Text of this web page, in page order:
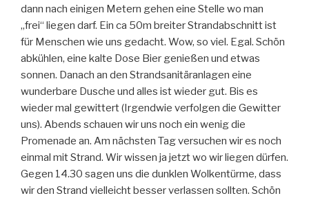
dann nach einigen Metern gehen eine Stelle wo man
„frei“ liegen darf. Ein ca 50m breiter Strandabschnitt ist
für Menschen wie uns gedacht. Wow, so viel. Egal. Schön
abkühlen, eine kalte Dose Bier genießen und etwas
sonnen. Danach an den Strandsanitäranlagen eine
wunderbare Dusche und alles ist wieder gut. Bis es
wieder mal gewittert (Irgendwie verfolgen die Gewitter
uns). Abends schauen wir uns noch ein wenig die
Promenade an. Am nächsten Tag versuchen wir es noch
einmal mit Strand. Wir wissen ja jetzt wo wir liegen dürfen.
Gegen 14.30 sagen uns die dunklen Wolkentürme, dass
wir den Strand vielleicht besser verlassen sollten. Schön